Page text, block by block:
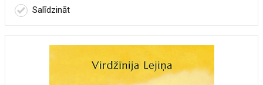
Salīdzināt